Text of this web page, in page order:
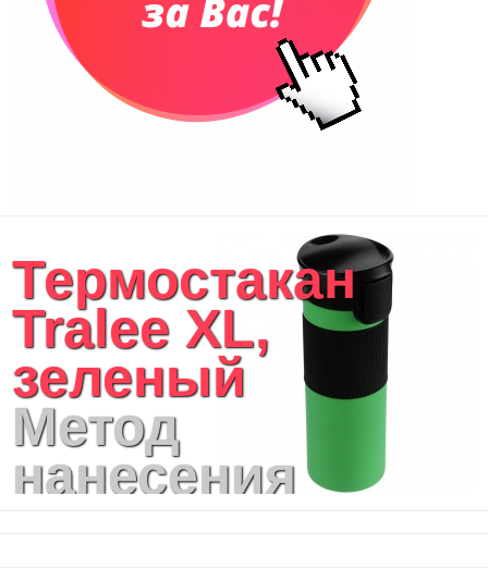
Сумки для покупок промо
Несессеры и косметички
Сумки дорожные
Текстиль для ванной комнаты
Кухонные приспособления
Кухонный текстиль
Ножи разделочные доски
Фоторамки и фотоальбомы
Уход за обувью
Игрушки
Шкатулки
Декоративные подушки
Термостакан
Tralee XL,
зеленый
Метод
нанесения